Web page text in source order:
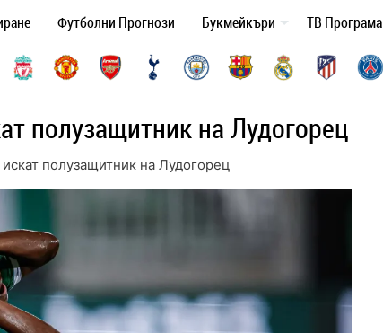
Футболни Прогнози Букмейкъри ТВ Програма
полузащитник на Лудогорец
полузащитник на Лудогорец